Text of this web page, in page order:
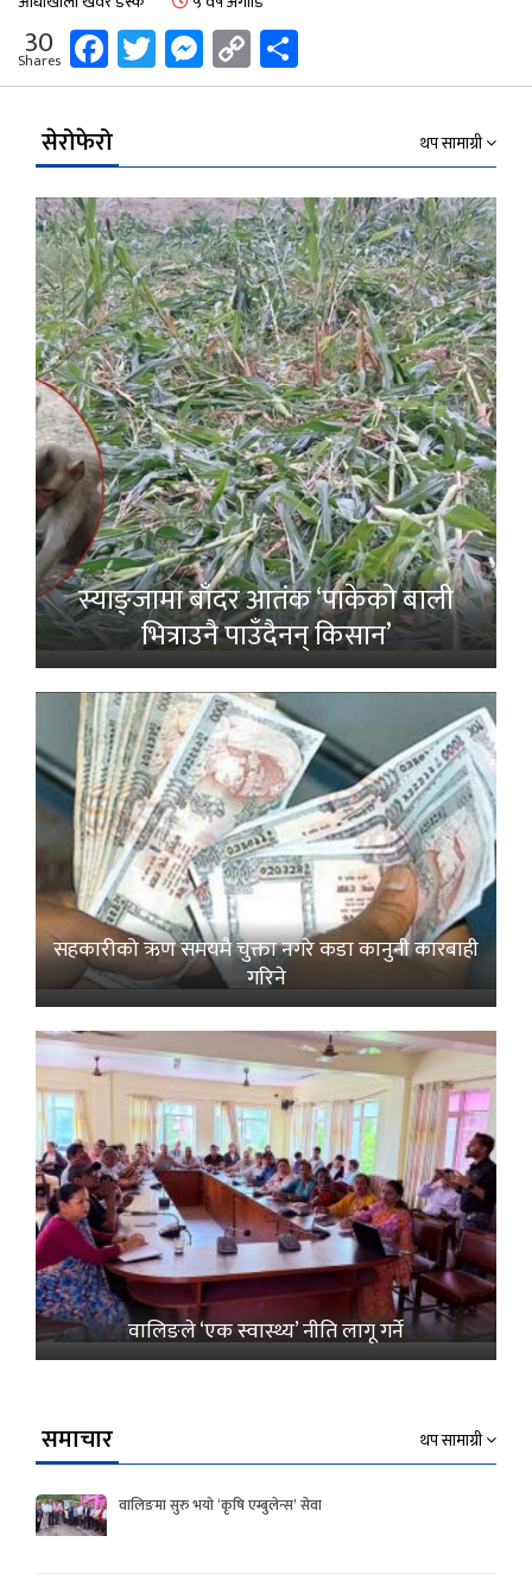
30
Shares Facebook
Twitter
Messenger
Copy
Link
सेरोफेरो थप सामाग्री
स्याङ्जामा बाँदर आतंक ‘पाकेको बाली
भित्राउनै पाउँदैनन् किसान’
सहकारीको ऋण समयमै चुक्ता नगरे कडा कानुनी कारबाही
गरिने
वालिङले ‘एक स्वास्थ्य’ नीति लागू गर्ने
समाचार थप सामाग्री
वालिङमा सुरु भयो ‘कृषि एम्बुलेन्स’ सेवा